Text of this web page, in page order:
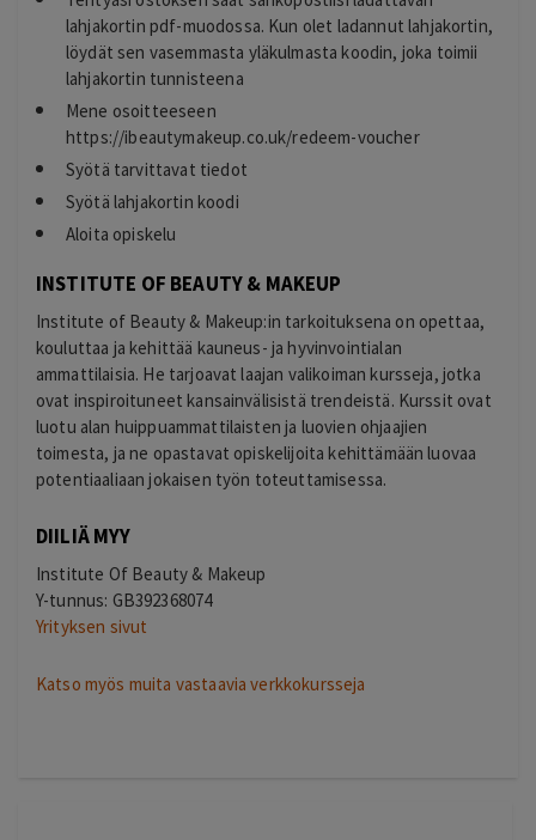
lahjakortin pdf-muodossa. Kun olet ladannut lahjakortin,
löydät sen vasemmasta yläkulmasta koodin, joka toimii
lahjakortin tunnisteena
Mene osoitteeseen
https://ibeautymakeup.co.uk/redeem-voucher
Syötä tarvittavat tiedot
Syötä lahjakortin koodi
Aloita opiskelu
INSTITUTE OF BEAUTY & MAKEUP
Institute of Beauty & Makeup:in tarkoituksena on opettaa,
kouluttaa ja kehittää kauneus- ja hyvinvointialan
ammattilaisia. He tarjoavat laajan valikoiman kursseja, jotka
ovat inspiroituneet kansainvälisistä trendeistä. Kurssit ovat
luotu alan huippuammattilaisten ja luovien ohjaajien
toimesta, ja ne opastavat opiskelijoita kehittämään luovaa
potentiaaliaan jokaisen työn toteuttamisessa.
DIILIÄ MYY
Institute Of Beauty & Makeup
Y-tunnus: GB392368074
Yrityksen sivut
Katso myös muita vastaavia verkkokursseja